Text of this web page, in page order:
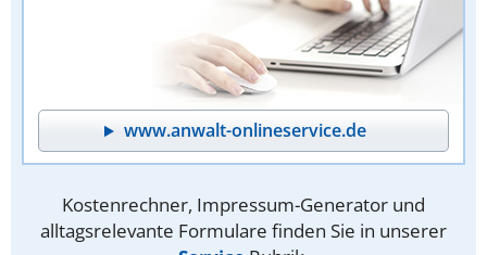
www.anwalt-onlineservice.de
Kostenrechner, Impressum-Generator und
alltagsrelevante Formulare finden Sie in unserer